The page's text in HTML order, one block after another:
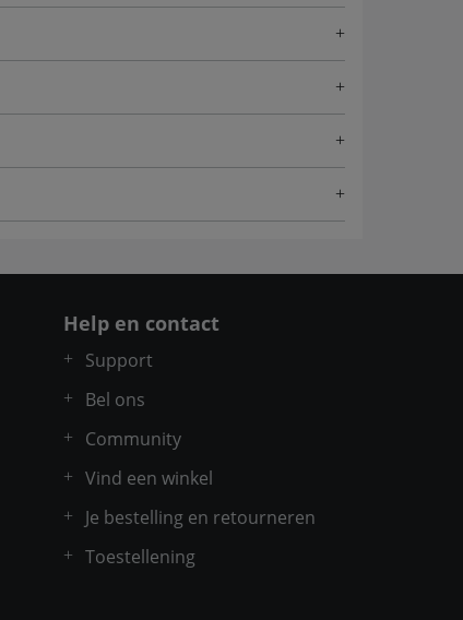
Help en contact
Support
Bel ons
Community
Vind een winkel
Je bestelling en retourneren
Toestellening